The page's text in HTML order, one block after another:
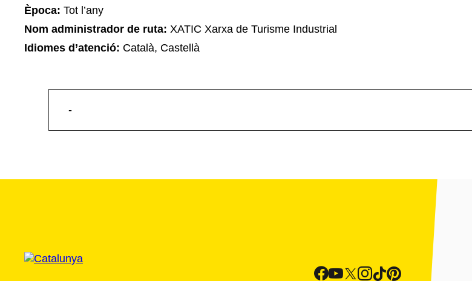
Època: Tot l’any
Nom administrador de ruta: XATIC Xarxa de Turisme Industrial
Idiomes d’atenció: Català, Castellà
-